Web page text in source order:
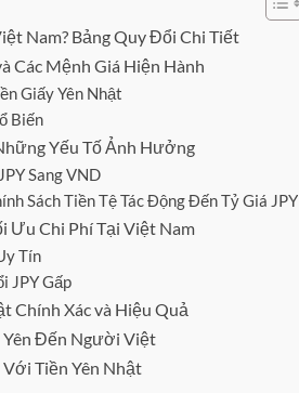
Nam? Bảng Quy Đổi Chi Tiết
Các Mệnh Giá Hiện Hành
Giấy Yên Nhật
Biến
Yếu Tố Ảnh Hưởng
Sang VND
Sách Tiền Tệ Tác Động Đến Tỷ Giá JPY
Ưu Chi Phí Tại Việt Nam
Tín
JPY Gấp
Chính Xác và Hiệu Quả
Yên Đến Người Việt
Tiền Yên Nhật